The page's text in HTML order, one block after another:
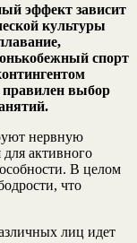
эффект зависит
культуры
спорт
правилен выбор
нервную
активного
В целом
что
лиц идет